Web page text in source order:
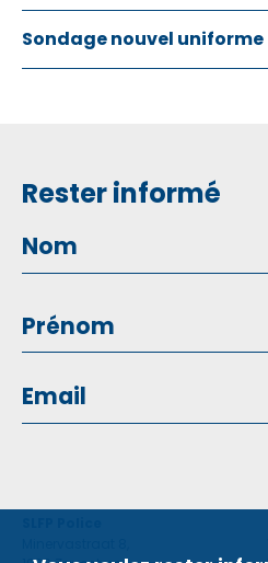
Sondage nouvel uniforme
Rester informé